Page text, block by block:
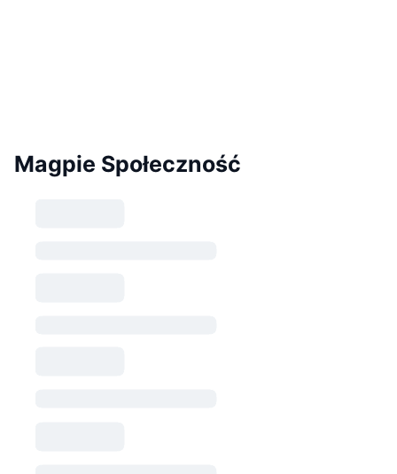
Magpie Społeczność